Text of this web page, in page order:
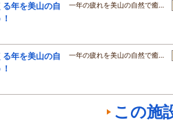
年を美山の自
一年の疲れを美山の自然で癒…
年を美山の自
一年の疲れを美山の自然で癒…
この施